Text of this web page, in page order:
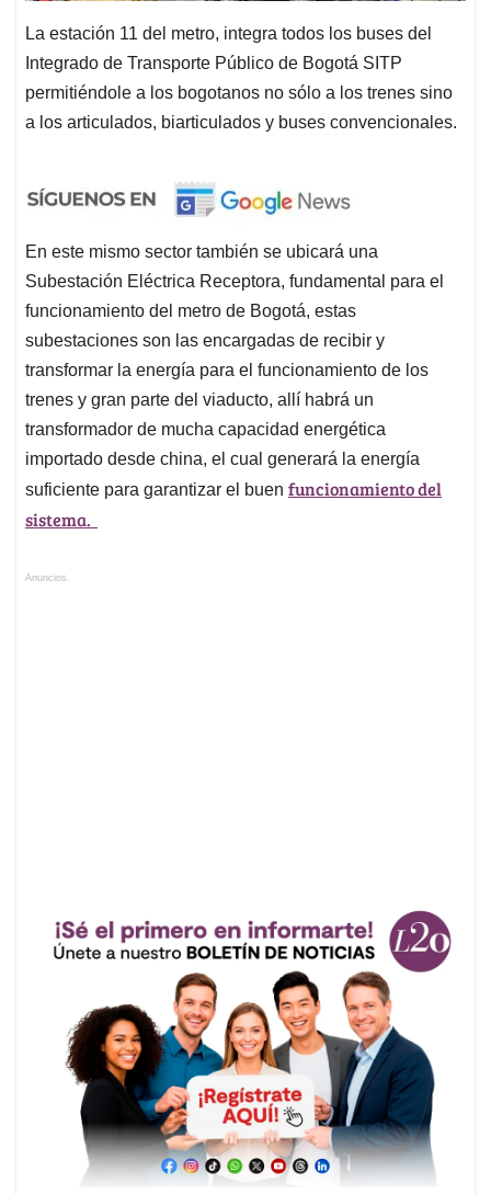
La estación 11 del metro, integra todos los buses del
Integrado de Transporte Público de Bogotá SITP
permitiéndole a los bogotanos no sólo a los trenes sino
a los articulados, biarticulados y buses convencionales.
En este mismo sector también se ubicará una
Subestación Eléctrica Receptora, fundamental para el
funcionamiento del metro de Bogotá, estas
subestaciones son las encargadas de recibir y
transformar la energía para el funcionamiento de los
trenes y gran parte del viaducto, allí habrá un
transformador de mucha capacidad energética
importado desde china, el cual generará la energía
suficiente para garantizar el buen funcionamiento del
sistema.
Anuncios.